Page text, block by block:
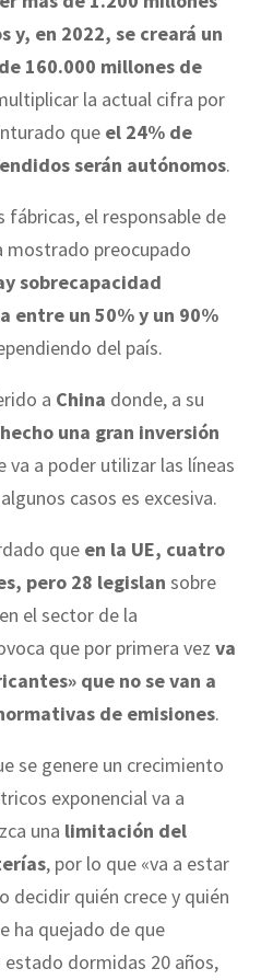
y, en 2022, se creará un
160.000 millones de
la actual cifra por
que el 24% de
serán autónomos.
fábricas, el responsable de
mostrado preocupado
sobrecapacidad
entre un 50% y un 90%
del país.
a China donde, a su
una gran inversión
va a poder utilizar las líneas
casos es excesiva.
que en la UE, cuatro
pero 28 legislan sobre
el sector de la
que por primera vez va
que no se van a
de emisiones.
se genere un crecimiento
exponencial va a
una limitación del
, por lo que «va a estar
decidir quién crece y quién
ha quejado de que
estado dormidas 20 años,